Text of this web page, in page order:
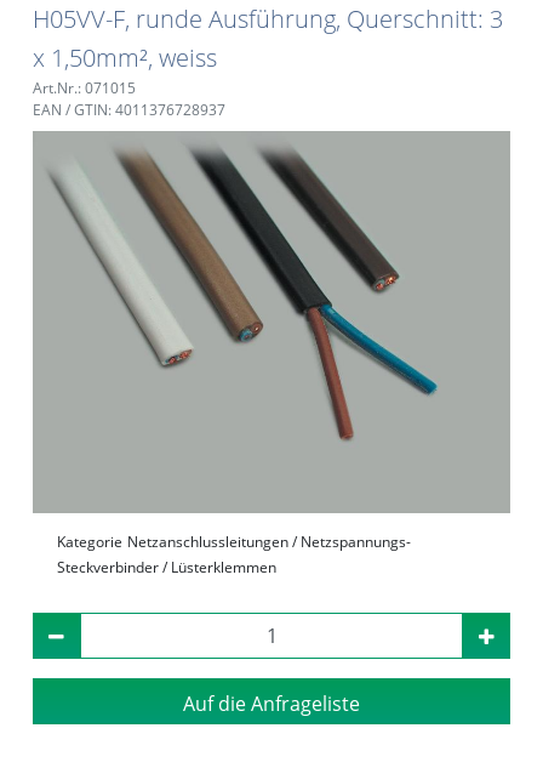
H05VV-F, runde Ausführung, Querschnitt: 3
x 1,50mm², weiss
Art.Nr.: 071015
EAN / GTIN: 4011376728937
Kategorie Netzanschlussleitungen / Netzspannungs-
Steckverbinder / Lüsterklemmen
Auf die Anfrageliste